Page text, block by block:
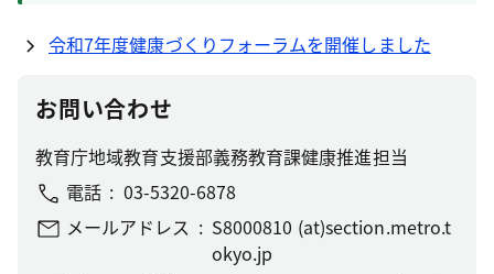
令和7年度健康づくりフォーラムを開催しました
お問い合わせ
教育庁地域教育支援部義務教育課健康推進担当
電話
03-5320-6878
メールアドレス
S8000810 (at)section.metro.t
okyo.jp